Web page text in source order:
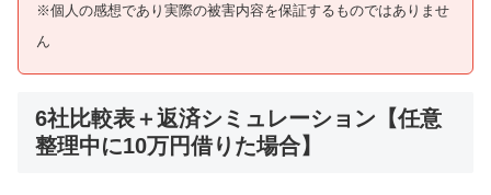
※個人の感想であり実際の被害内容を保証するものではありませ
ん
6社比較表＋返済シミュレーション【任意
整理中に10万円借りた場合】